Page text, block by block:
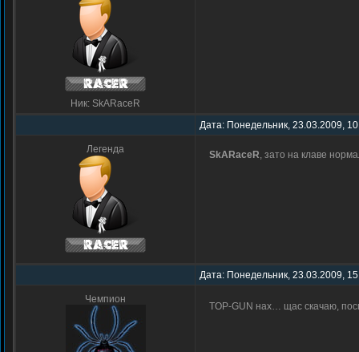
Ник: SkARaceR
Дата: Понедельник, 23.03.2009,
Легенда SkARaceR, зато на клаве
Дата: Понедельник, 23.03.2009,
Чемпион
TOP-GUN нах… щас скачаю,